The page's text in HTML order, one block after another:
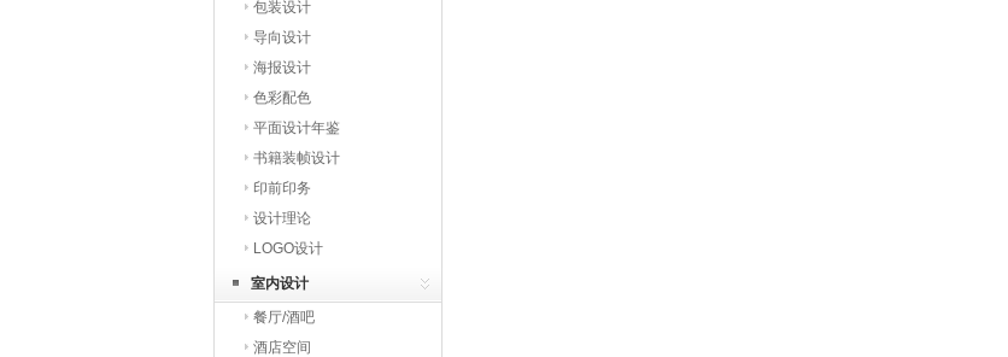
包装设计
导向设计
海报设计
色彩配色
平面设计年鉴
书籍装帧设计
印前印务
设计理论
LOGO设计
室内设计
餐厅/酒吧
酒店空间